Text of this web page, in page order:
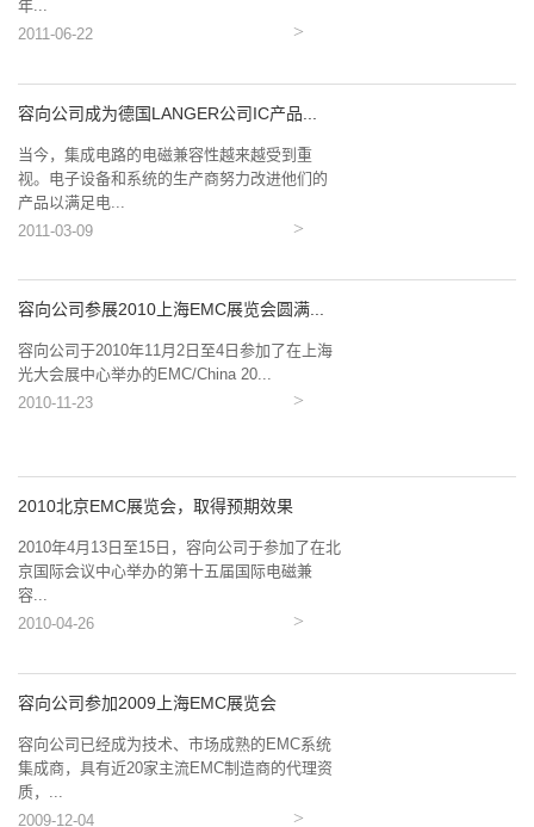
年...
2011-06-22
容向公司成为德国LANGER公司IC产品...
当今，集成电路的电磁兼容性越来越受到重
视。电子设备和系统的生产商努力改进他们的
产品以满足电...
2011-03-09
容向公司参展2010上海EMC展览会圆满...
容向公司于2010年11月2日至4日参加了在上海
光大会展中心举办的EMC/China 20...
2010-11-23
2010北京EMC展览会，取得预期效果
2010年4月13日至15日，容向公司于参加了在北
京国际会议中心举办的第十五届国际电磁兼
容...
2010-04-26
容向公司参加2009上海EMC展览会
容向公司已经成为技术、市场成熟的EMC系统
集成商，具有近20家主流EMC制造商的代理资
质，...
2009-12-04